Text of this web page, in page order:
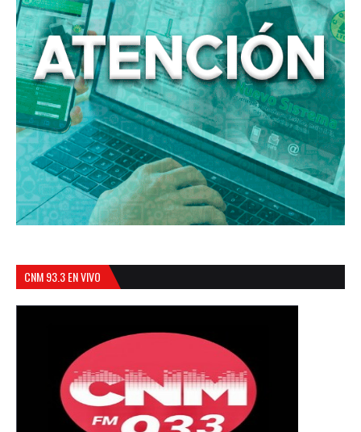
CNM 93.3 EN VIVO